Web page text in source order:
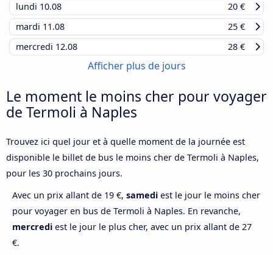
lundi 10.08
20 €
mardi 11.08
25 €
mercredi 12.08 28 €
Afficher plus de jours
Le moment le moins cher pour voyager
de Termoli à Naples
Trouvez ici quel jour et à quelle moment de la journée est
disponible le billet de bus le moins cher de Termoli à Naples,
pour les 30 prochains jours.
Avec un prix allant de 19 €, samedi est le jour le moins cher
pour voyager en bus de Termoli à Naples. En revanche,
mercredi est le jour le plus cher, avec un prix allant de 27
€.